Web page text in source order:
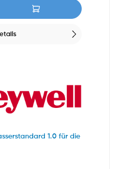
1.0 für die